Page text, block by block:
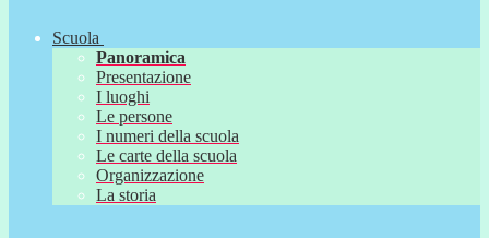
Scuola
Panoramica
Presentazione
I luoghi
Le persone
I numeri della scuola
Le carte della scuola
Organizzazione
La storia